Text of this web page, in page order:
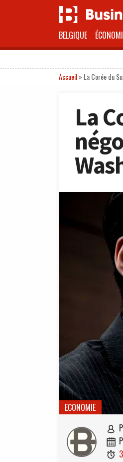
BELGIQUE
Accueil» La Corée du
La
ECONOMIE


 3